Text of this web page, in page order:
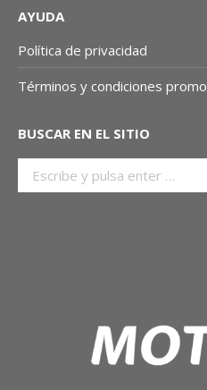
AYUDA
Política de privacidad
Términos y condiciones
BUSCAR EN EL SITIO